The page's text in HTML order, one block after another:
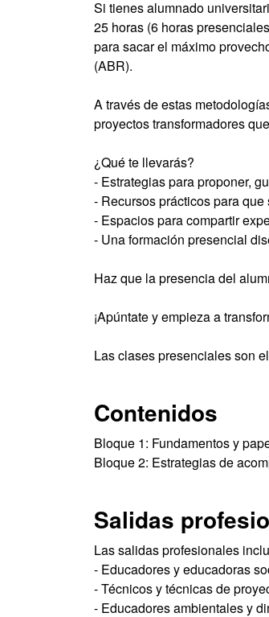
Si tienes alumnado
25 horas (6 horas
para sacar el máximo
(ABR).
A través de estas
proyectos transformadores
¿Qué te llevarás?
- Estrategias para proponer,
- Recursos prácticos para
- Espacios para compartir
- Una formación presencial
Haz que la presencia del
¡Apúntate y empieza a
Las clases presenciales son
Contenidos
Bloque 1: Fundamentos y
Bloque 2: Estrategias de
Salidas
Las salidas profesionales
- Educadores y educadoras
- Técnicos y técnicas de
- Educadores ambientales y